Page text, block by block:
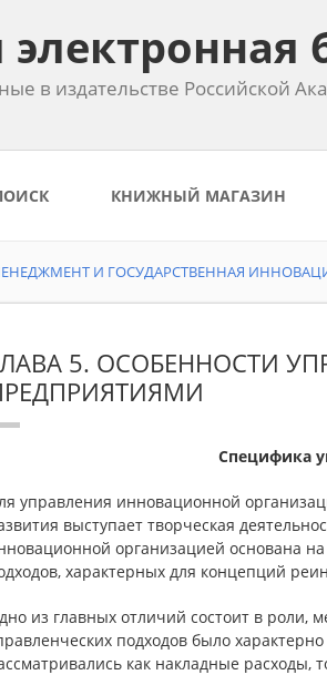
электронная
в издательстве Российской
КНИЖНЫЙ МАГАЗИН
И ГОСУДАРСТВЕННАЯ
5. ОСОБЕННОСТИ
Специфика
управления инновационной
выступает творческая
организацией основана
характерных для концепций
из главных отличий состоит в
подходов было
как накладные расходы,